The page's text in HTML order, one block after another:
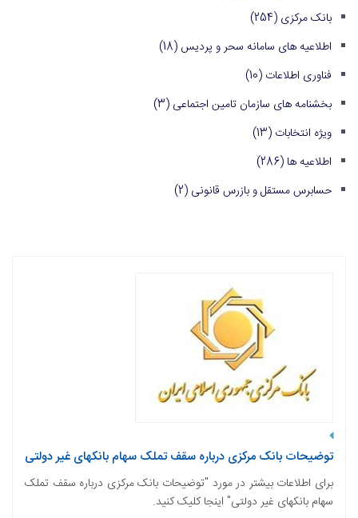
بانک مرکزی (254)
اطلاعیه های سامانه سحر و پردیس (18)
فناوری اطلاعات (10)
بخشنامه های سازمان تامین اجتماعی (3)
ویژه انتخابات (13)
اطلاعیه ها (286)
حسابرس مستقل و بازرس قانونی (2)
توضیحات بانک مرکزی درباره سقف تملک سهام بانکهای غیر دولتی
برای اطلاعات بیشتر در مورد "توضیحات بانک مرکزی درباره سقف تملک
سهام بانکهای غیر دولتی" اینجا کلیک کنید.